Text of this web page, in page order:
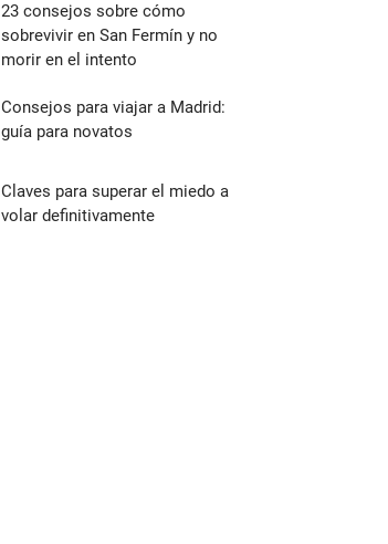
23 consejos sobre cómo
sobrevivir en San Fermín y no
morir en el intento
Consejos para viajar a Madrid:
guía para novatos
Claves para superar el miedo a
volar definitivamente